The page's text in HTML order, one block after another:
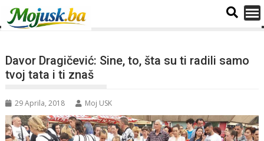
Davor Dragičević: Sine, to, šta su ti radili samo
tvoj tata i ti znaš
29 Aprila, 2018 Moj USK